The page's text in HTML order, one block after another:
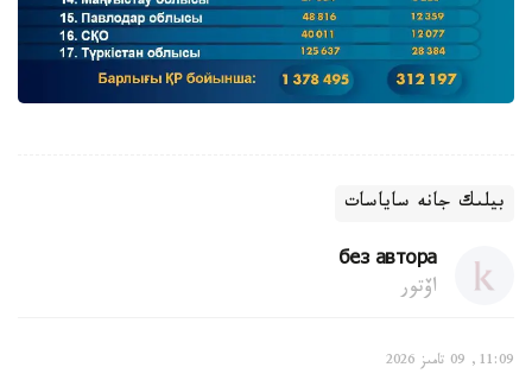
بيلىك جانە ساياسات
без автора
اۆتور
11:09, 09 تامىز 2026